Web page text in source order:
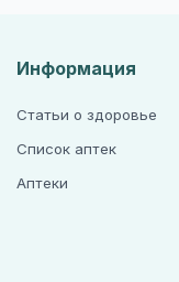
Информация
Статьи о здоровье
Список аптек
Аптеки